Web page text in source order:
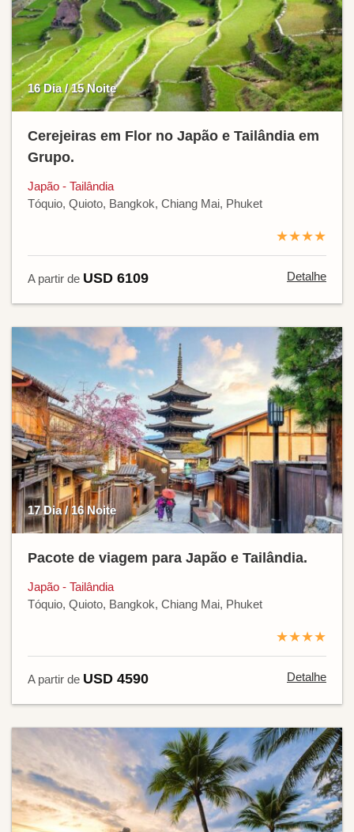
16 Dia / 15 Noite
Cerejeiras em Flor no Japão e Tailândia em
Grupo.
Japão - Tailândia
Tóquio, Quioto, Bangkok, Chiang Mai, Phuket
★★★★
A partir de USD 6109 Detalhe
17 Dia / 16 Noite
Pacote de viagem para Japão e Tailândia.
Japão - Tailândia
Tóquio, Quioto, Bangkok, Chiang Mai, Phuket
★★★★
A partir de USD 4590 Detalhe